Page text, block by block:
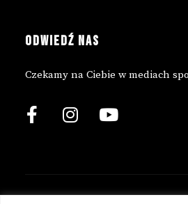
ODWIEDŹ NAS
Czekamy na Ciebie w mediach